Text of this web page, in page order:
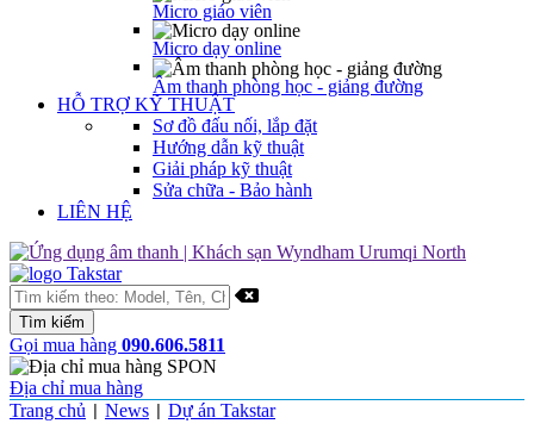
Micro giáo viên
Micro dạy online
Âm thanh phòng học - giảng đường
HỖ TRỢ KỸ THUẬT
Sơ đồ đấu nối, lắp đặt
Hướng dẫn kỹ thuật
Giải pháp kỹ thuật
Sửa chữa - Bảo hành
LIÊN HỆ
Gọi mua hàng 090.606.5811
Địa chỉ mua hàng
Trang chủ
News Dự án Takstar